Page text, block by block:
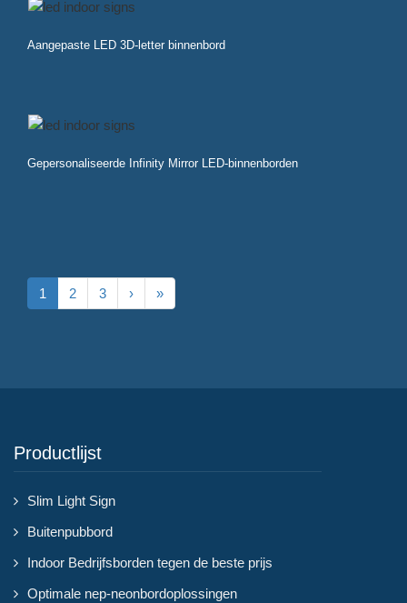
Aangepaste LED 3D-letter binnenbord
Gepersonaliseerde Infinity Mirror LED-binnenborden
1 2 3 › »
Productlijst
Slim Light Sign
Buitenpubbord
Indoor Bedrijfsborden tegen de beste prijs
Optimale nep-neonbordoplossingen